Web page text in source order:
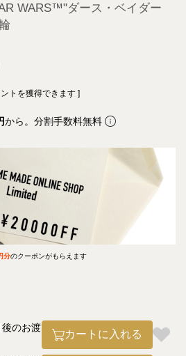
WARS™"ダース・ベイダー
トを獲得できます ]
から。分割手数料無料
分のクーポンがもらえます
のお渡
カートに入れる